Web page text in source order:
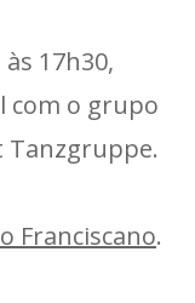
17h30,
com o grupo
Tanzgruppe.
Franciscano.